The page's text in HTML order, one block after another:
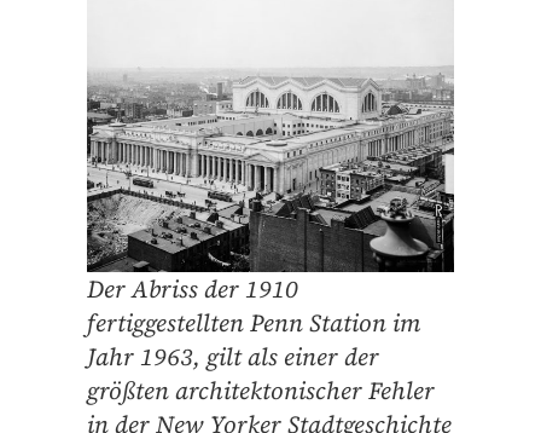
Der Abriss der 1910
fertiggestellten Penn Station im
Jahr 1963, gilt als einer der
größten architektonischer Fehler
in der New Yorker Stadtgeschichte